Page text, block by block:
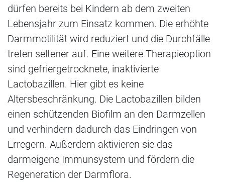
dürfen bereits bei Kindern ab dem zweiten
Lebensjahr zum Einsatz kommen. Die erhöhte
Darmmotilität wird reduziert und die Durchfälle
treten seltener auf. Eine weitere Therapieoption
sind gefriergetrocknete, inaktivierte
Lactobazillen. Hier gibt es keine
Altersbeschränkung. Die Lactobazillen bilden
einen schützenden Biofilm an den Darmzellen
und verhindern dadurch das Eindringen von
Erregern. Außerdem aktivieren sie das
darmeigene Immunsystem und fördern die
Regeneration der Darmflora.